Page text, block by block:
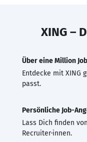
XING –
Über eine Million
Entdecke mit XING
passt.
Persönliche Job-
Lass Dich finden
Recruiter·innen.